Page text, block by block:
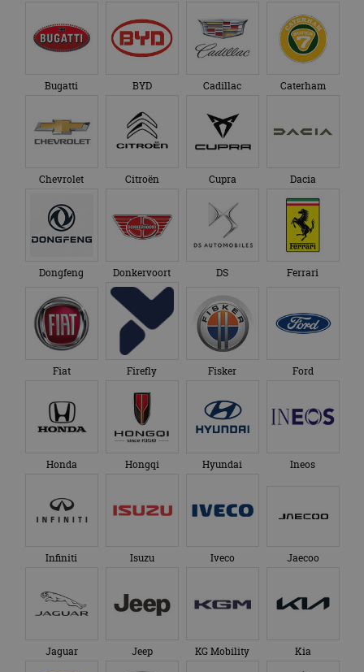
Bugatti BYD Cadillac Caterham
Chevrolet Citroën Cupra Dacia
Dongfeng Donkervoort DS Ferrari
Fiat Firefly Fisker Ford
Honda Hongqi Hyundai Ineos
Infiniti Isuzu Iveco Jaecoo
Jaguar Jeep KG Mobility Kia